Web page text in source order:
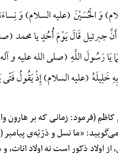
وَ الْحُسَیْنَ (علیه السلام) وَ
جبرئیل قَالَ یَوْمَ أُحُدٍ یا محمد
یَا رَسُولَ اللَّهِ (صلی الله علیه و
خَلِیلَهُ (علیه السلام) إِذْ یَقُولُ
(فرمود: زمانی که بر هارون
«ما نسل و ذرّیّه‌ی پیامبر
اولاد ذکور است نه اولاد اناث،